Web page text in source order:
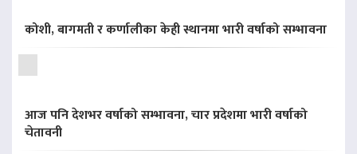
कोशी, बागमती र कर्णालीका केही स्थानमा भारी वर्षाको सम्भावना
आज पनि देशभर वर्षाको सम्भावना, चार प्रदेशमा भारी वर्षाको
चेतावनी